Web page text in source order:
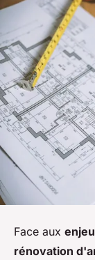
Face aux
rénovation